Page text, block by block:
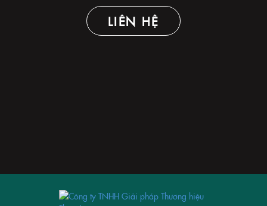
LIÊN HỆ